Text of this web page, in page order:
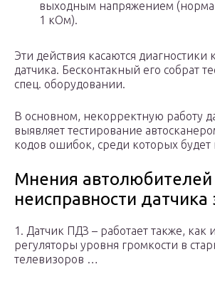
выходным напряжением (норма
1 кОм).
Эти действия касаются диагностики
датчика. Бесконтакный его собрат
спец. оборудовании.
В основном, некорректную работу
выявляет тестирование
кодов ошибок, среди которых будет
Мнения автолюбителей
неисправности датчика
1. Датчик ПДЗ – работает также, как
регуляторы уровня громкости в
телевизоров …